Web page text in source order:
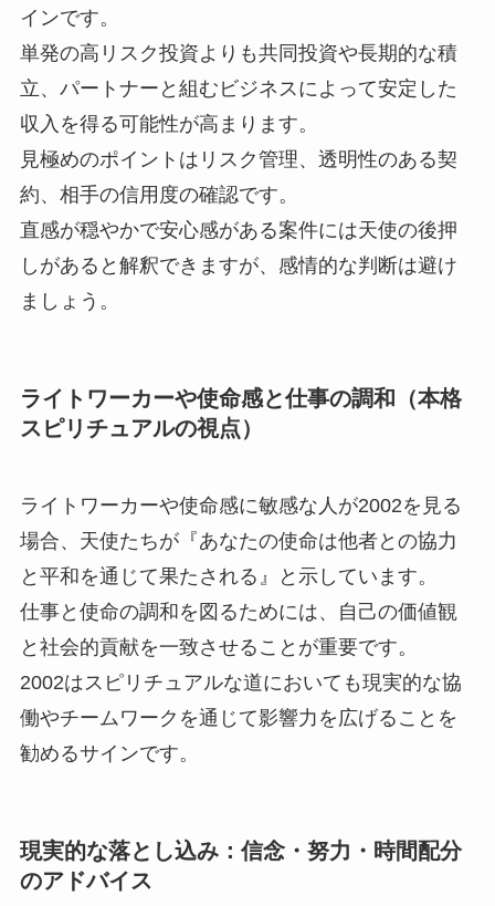
インです。
単発の高リスク投資よりも共同投資や長期的な積
立、パートナーと組むビジネスによって安定した
収入を得る可能性が高まります。
見極めのポイントはリスク管理、透明性のある契
約、相手の信用度の確認です。
直感が穏やかで安心感がある案件には天使の後押
しがあると解釈できますが、感情的な判断は避け
ましょう。
ライトワーカーや使命感と仕事の調和（本格
スピリチュアルの視点）
ライトワーカーや使命感に敏感な人が2002を見る
場合、天使たちが『あなたの使命は他者との協力
と平和を通じて果たされる』と示しています。
仕事と使命の調和を図るためには、自己の価値観
と社会的貢献を一致させることが重要です。
2002はスピリチュアルな道においても現実的な協
働やチームワークを通じて影響力を広げることを
勧めるサインです。
現実的な落とし込み：信念・努力・時間配分
のアドバイス